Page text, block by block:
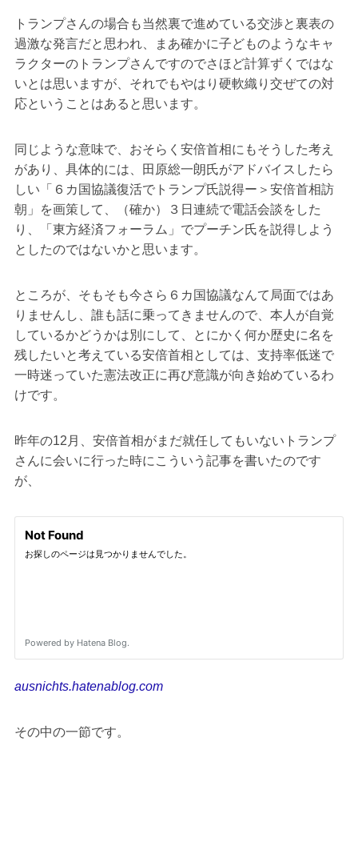
トランプさんの場合も当然裏で進めている交渉と裏表の
過激な発言だと思われ、まあ確かに子どものようなキャ
ラクターのトランプさんですのでさほど計算ずくではな
いとは思いますが、それでもやはり硬軟織り交ぜての対
応ということはあると思います。
同じような意味で、おそらく安倍首相にもそうした考え
があり、具体的には、田原総一朗氏がアドバイスしたら
しい「６カ国協議復活でトランプ氏説得ー＞安倍首相訪
朝」を画策して、（確か）３日連続で電話会談をした
り、「東方経済フォーラム」でプーチン氏を説得しよう
としたのではないかと思います。
ところが、そもそも今さら６カ国協議なんて局面ではあ
りませんし、誰も話に乗ってきませんので、本人が自覚
しているかどうかは別にして、とにかく何か歴史に名を
残したいと考えている安倍首相としては、支持率低迷で
一時迷っていた憲法改正に再び意識が向き始めているわ
けです。
昨年の12月、安倍首相がまだ就任してもいないトランプ
さんに会いに行った時にこういう記事を書いたのです
が、
ausnichts.hatenablog.com
その中の一節です。